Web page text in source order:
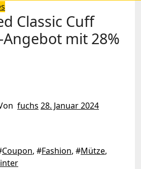
Classic Cuff
Angebot mit 28%
fuchs 28. Januar 2024
Coupon, #Fashion, #Mütze,